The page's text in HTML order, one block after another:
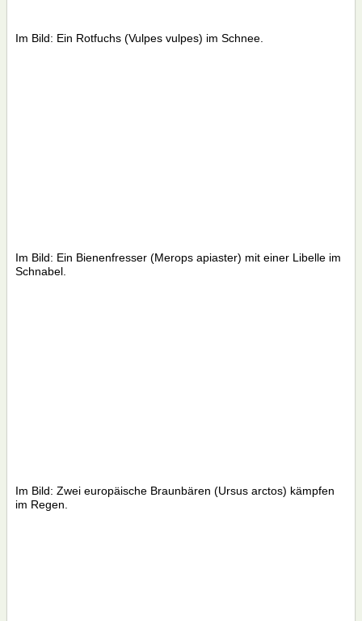
Im Bild: Ein Rotfuchs (Vulpes vulpes) im Schnee.
Im Bild: Ein Bienenfresser (Merops apiaster) mit einer Libelle im
Schnabel.
Im Bild: Zwei europäische Braunbären (Ursus arctos) kämpfen
im Regen.